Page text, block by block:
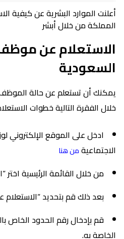
أعلنت الموارد البشرية عن
المملكة من خلال أبشر
الاستعلام عن
السعودية
يمكنك أن تستعلم عن حالة
خلال الفقرة التالية خطوات
ادخل على الموقع الإلكتروني
الاجتماعيةمن هنا
من خلال القائمة الرئيسية اختر
بعد ذلك قم بتحديد
قم بإدخال رقم الحدود الخاص
الخاصة به.